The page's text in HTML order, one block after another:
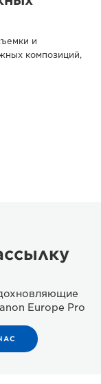
и
композиций,
Europe Pro